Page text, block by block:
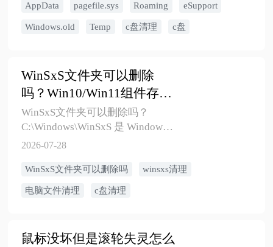
eSupport、Windows.old、Temp、
微信QQ缓存等，说明哪些可以
AppData pagefile.sys Roaming eSupport
Windows.old Temp c盘清理 c盘
WinSxS文件夹可以删除
吗？Win10/Win11组件存储
清理方法
WinSxS文件夹可以删除吗？
C:\Windows\WinSxS 是 Windows
组件存储目录，不建议手动删
什么占用 C盘空间、手动删除的风
险，以及通过磁盘清理、任务计
2026-07-28
WinSxS文件夹可以删除吗 winsxs清理
电脑文件清理 c盘清理
鼠标没坏但是滚轮失灵怎么